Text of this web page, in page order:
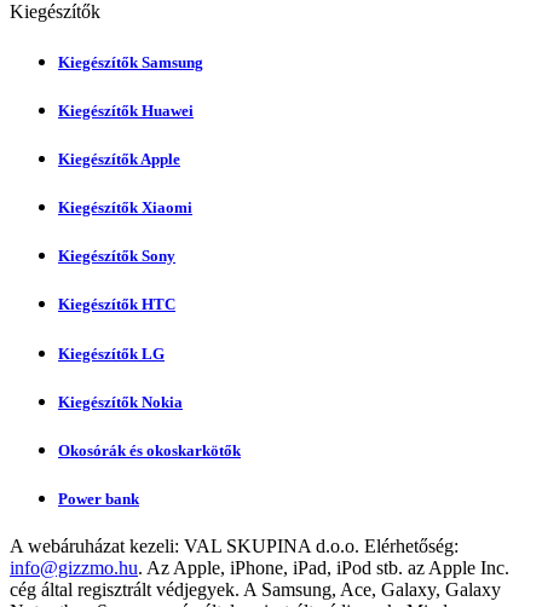
Kiegészítők
Kiegészítők Samsung
Kiegészítők Huawei
Kiegészítők Apple
Kiegészítők Xiaomi
Kiegészítők Sony
Kiegészítők HTC
Kiegészítők LG
Kiegészítők Nokia
Okosórák és okoskarkötők
Power bank
A webáruházat kezeli: VAL SKUPINA d.o.o. Elérhetőség:
info@gizzmo.hu. Az Apple, iPhone, iPad, iPod stb. az Apple Inc.
cég által regisztrált védjegyek. A Samsung, Ace, Galaxy, Galaxy